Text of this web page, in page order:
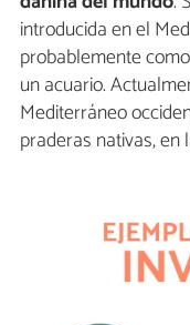
introducida en el
probablemente
un acuario.
Mediterráneo
praderas nativas, en